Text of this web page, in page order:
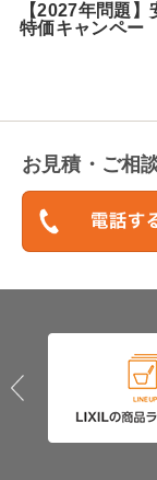
【2027年問題
特価キャンペー
お見積・ご相